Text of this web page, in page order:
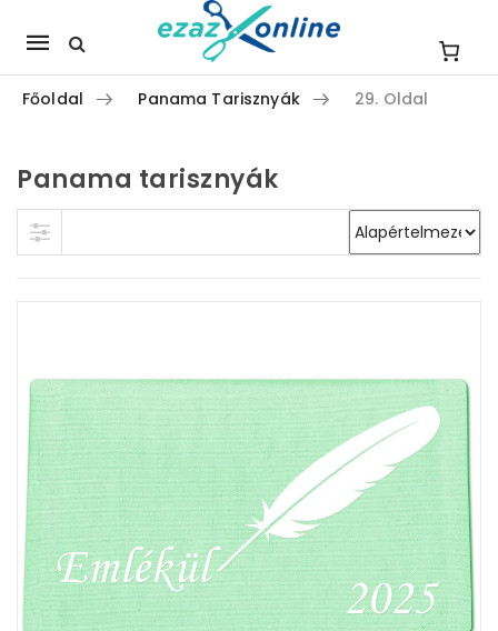
Mobile
navigation
Főoldal Panama Tarisznyák 29. Oldal
Skip to content
Panama tarisznyák